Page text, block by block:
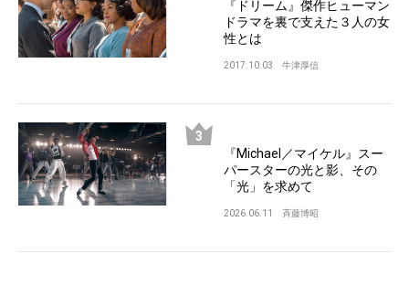
『ドリーム』傑作ヒューマン
ドラマを裏で支えた３人の女
性とは
2017.10.03 牛津厚信
『Michael／マイケル』スー
パースターの光と影、その
「光」を求めて
2026.06.11 斉藤博昭